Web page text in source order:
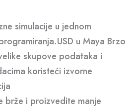
simulacije u jednom
u Maya Brzo
skupove podataka i
koristeći izvorne
brže i proizvedite manje